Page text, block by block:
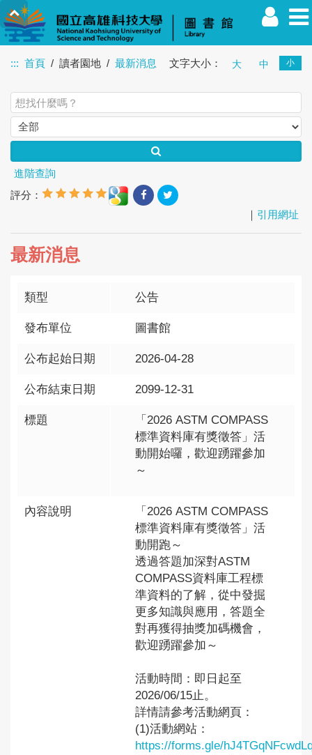
教職員 學生 校友 其他 訪客
::: 首頁 讀者園地 最新消息 文字大小： 大 中 小
進階查詢
評分：
｜ 引用網址
最新消息
類型 公告
發布單位 圖書館
公布起始日期 2026-04-28
公布結束日期 2099-12-31
標題
「2026 ASTM COMPASS
標準資料庫有獎徵答」活
動開始囉，歡迎踴躍參加
～
內容說明
「2026 ASTM COMPASS
標準資料庫有獎徵答」活
動開跑～
透過答題加深對ASTM
COMPASS資料庫工程標
準資料的了解，從中發掘
更多知識與應用，答題全
對再獲得抽獎加碼機會，
歡迎踴躍參加～
活動時間：即日起至
2026/06/15止。
詳情請參考活動網頁：
(1)活動網站：
https://forms.gle/